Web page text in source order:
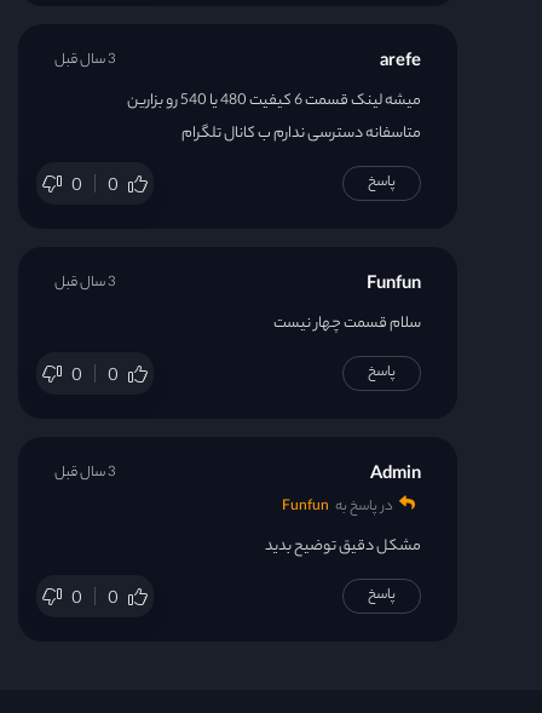
arefe
میشه لینک قسمت 6 کیفیت 480 یا 540 رو بزارین
متاسفانه دسترسی ندارم ب کانال تلگرام
0 0
3 سال قبل
پاسخ
Funfun
سلام قسمت چهار نیست
0 0
3 سال قبل
پاسخ
Admin
در پاسخ به Funfun
مشکل دقیق توضیح بدید
0 0
3 سال قبل
پاسخ